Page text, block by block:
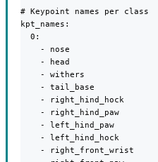
# Keypoint names per class
kpt_names:
  0:
    - nose
    - head
    - withers
    - tail_base
    - right_hind_hock
    - right_hind_paw
    - left_hind_paw
    - left_hind_hock
    - right_front_wrist